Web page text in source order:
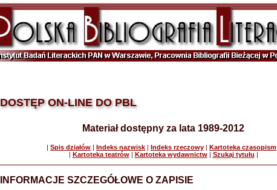
DOSTĘP ON-LINE DO PBL
Materiał dostępny za lata 1989-2012
| Spis działów | Indeks nazwisk | Indeks rzeczowy | Kartoteka czasopism
| Kartoteka teatrów| Kartoteka wydawnictw| Szukaj tytułu |
INFORMACJE SZCZEGÓŁOWE O ZAPISIE